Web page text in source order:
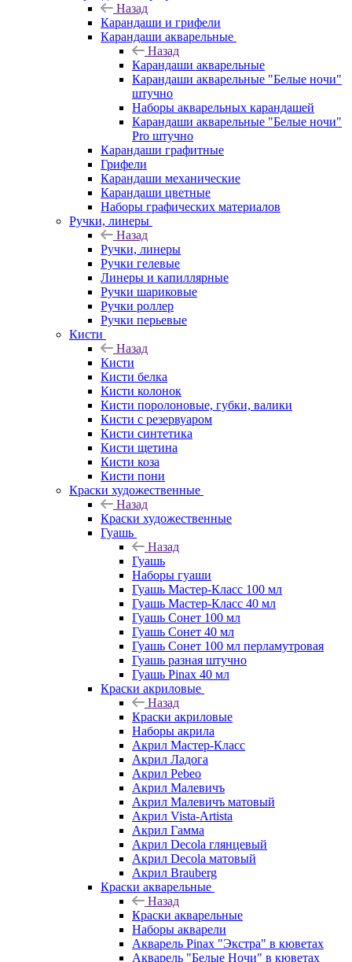
Назад
Карандаши и грифели
Карандаши акварельные
Назад
Карандаши акварельные
Карандаши акварельные "Белые ночи"
штучно
Наборы акварельных карандашей
Карандаши акварельные "Белые ночи"
Pro штучно
Карандаши графитные
Грифели
Карандаши механические
Карандаши цветные
Наборы графических материалов
Ручки, линеры
Назад
Ручки, линеры
Ручки гелевые
Линеры и капиллярные
Ручки шариковые
Ручки роллер
Ручки перьевые
Кисти
Назад
Кисти
Кисти белка
Кисти колонок
Кисти поролоновые, губки, валики
Кисти с резервуаром
Кисти синтетика
Кисти щетина
Кисти коза
Кисти пони
Краски художественные
Назад
Краски художественные
Гуашь
Назад
Гуашь
Наборы гуаши
Гуашь Мастер-Класс 100 мл
Гуашь Мастер-Класс 40 мл
Гуашь Сонет 100 мл
Гуашь Сонет 40 мл
Гуашь Сонет 100 мл перламутровая
Гуашь разная штучно
Гуашь Pinax 40 мл
Краски акриловые
Назад
Краски акриловые
Наборы акрила
Акрил Мастер-Класс
Акрил Ладога
Акрил Pebeo
Акрил Малевичъ
Акрил Малевичъ матовый
Акрил Vista-Artista
Акрил Гамма
Акрил Decola глянцевый
Акрил Decola матовый
Акрил Brauberg
Краски акварельные
Назад
Краски акварельные
Наборы акварели
Акварель Pinax "Экстра" в кюветах
Акварель "Белые Ночи" в кюветах